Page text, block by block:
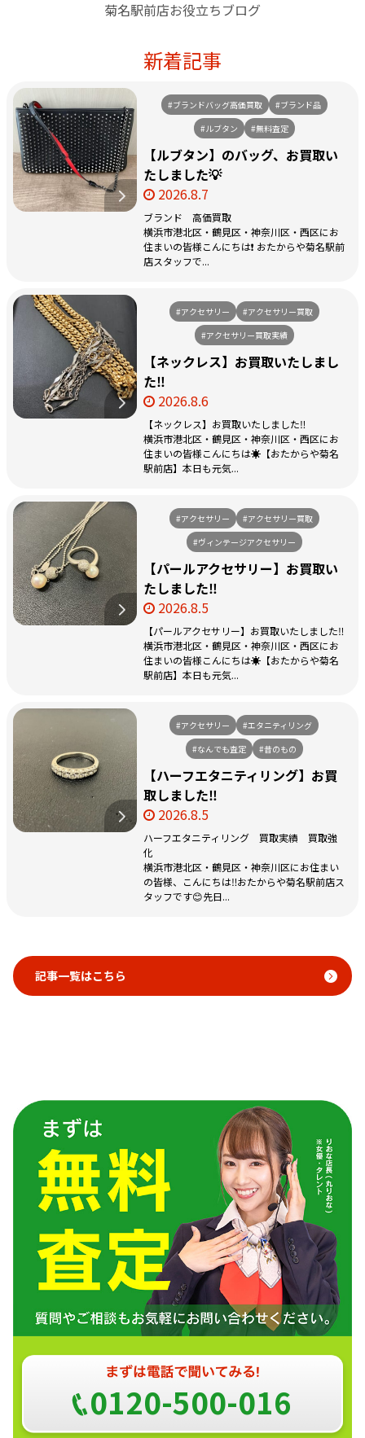
菊名駅前店お役立ちブログ
新着記事
#ブランドバッグ高価買取
#ブランド品
#ルブタン
#無料査定
【ルブタン】のバッグ、お買取い
たしました💡
2026.8.7
ブランド 高価買取
横浜市港北区・鶴見区・神奈川区・西区にお
住まいの皆様こんにちは❗️ おたからや菊名駅前
店スタッフで...
#アクセサリー
#アクセサリー買取
#アクセサリー買取実績
【ネックレス】お買取いたしまし
た‼️
2026.8.6
【ネックレス】お買取いたしました‼️
横浜市港北区・鶴見区・神奈川区・西区にお
住まいの皆様こんにちは☀️【おたからや菊名
駅前店】本日も元気...
#アクセサリー
#アクセサリー買取
#ヴィンテージアクセサリー
【パールアクセサリー】お買取い
たしました‼️
2026.8.5
【パールアクセサリー】お買取いたしました‼️
横浜市港北区・鶴見区・神奈川区・西区にお
住まいの皆様こんにちは☀️【おたからや菊名
駅前店】本日も元気...
#アクセサリー
#エタニティリング
#なんでも査定
#昔のもの
【ハーフエタニティリング】お買
取しました‼️
2026.8.5
ハーフエタニティリング 買取実績 買取強
化
横浜市港北区・鶴見区・神奈川区にお住まい
の皆様、こんにちは‼️おたからや菊名駅前店ス
タッフです😊先日...
記事一覧はこちら
0120-500-016